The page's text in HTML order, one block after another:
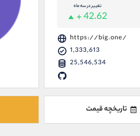
تغییر در سه ماه
+ 42.62
https://big.one/
1,333,613
25,546,534
تاریخچه قیمت